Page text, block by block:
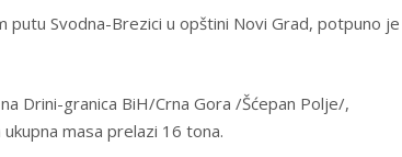
putu Svodna-Brezici u opštini Novi Grad, potpuno je
Drini-granica BiH/Crna Gora /Šćepan Polje/,
masa prelazi 16 tona.